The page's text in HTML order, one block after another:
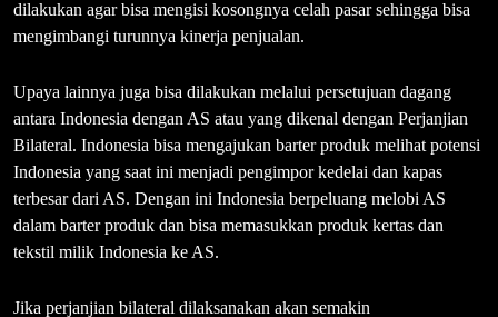
dilakukan agar bisa mengisi kosongnya celah pasar sehingga bisa
mengimbangi turunnya kinerja penjualan.
Upaya lainnya juga bisa dilakukan melalui persetujuan dagang
antara Indonesia dengan AS atau yang dikenal dengan Perjanjian
Bilateral. Indonesia bisa mengajukan barter produk melihat potensi
Indonesia yang saat ini menjadi pengimpor kedelai dan kapas
terbesar dari AS. Dengan ini Indonesia berpeluang melobi AS
dalam barter produk dan bisa memasukkan produk kertas dan
tekstil milik Indonesia ke AS.
Jika perjanjian bilateral dilaksanakan akan semakin